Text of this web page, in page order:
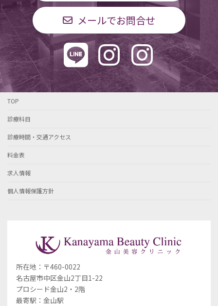
メールでお問合せ
TOP
診療科目
診療時間・交通アクセス
料金表
求人情報
個人情報保護方針
所在地：〒460-0022
名古屋市中区金山2丁目1-22
プロシード金山2・2階
最寄駅：金山駅